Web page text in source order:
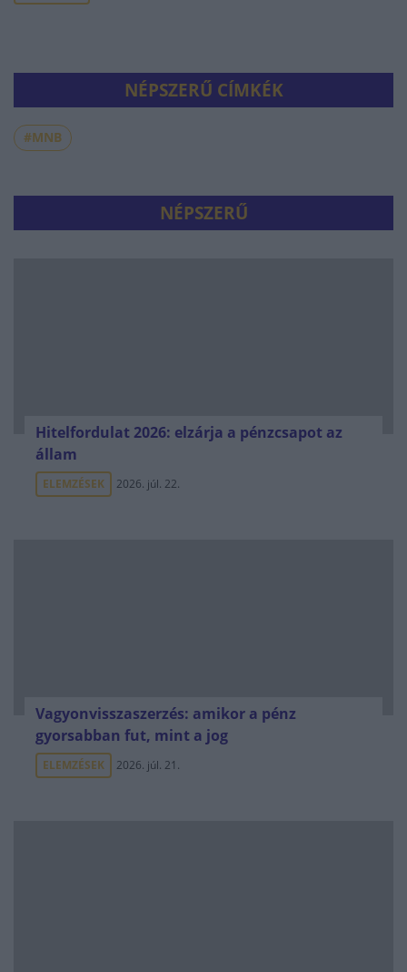
NÉPSZERŰ CÍMKÉK
#MNB
NÉPSZERŰ
Hitelfordulat 2026: elzárja a pénzcsapot az
állam
ELEMZÉSEK 2026. júl. 22.
Vagyonvisszaszerzés: amikor a pénz
gyorsabban fut, mint a jog
ELEMZÉSEK 2026. júl. 21.